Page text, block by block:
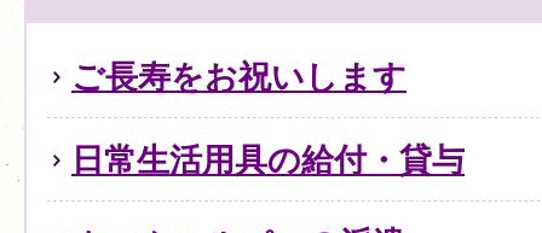
ご長寿をお祝いします
日常生活用具の給付・貸与